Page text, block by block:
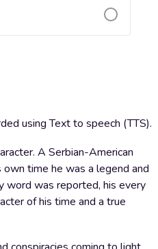
hinzufügen
using Text to speech (TTS).
A Serbian-American
own time he was a legend and
word was reported, his every
of his time and a true